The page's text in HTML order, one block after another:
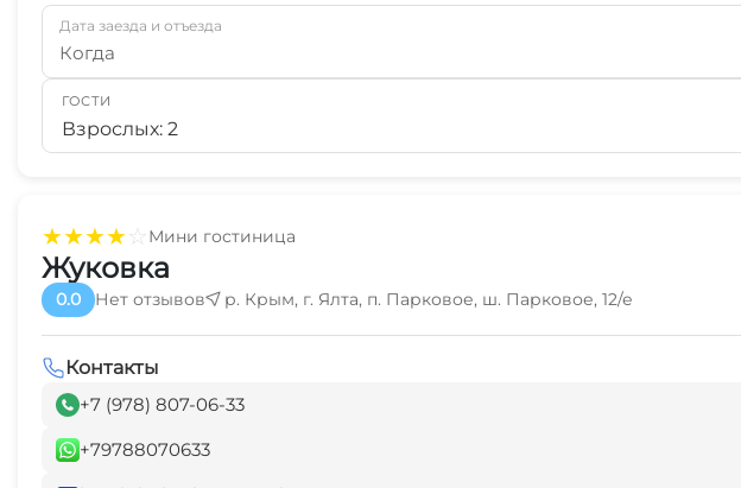
★★★★☆Мини гостиница
Жуковка
0.0 Нет отзывов р. Крым, г. Ялта, п. Парковое, ш. Парковое, 12/е
Контакты
+7 (978) 807-06-33
+79788070633
Дата заезда и отъезда
Когда
ГОСТИ
Взрослых: 2